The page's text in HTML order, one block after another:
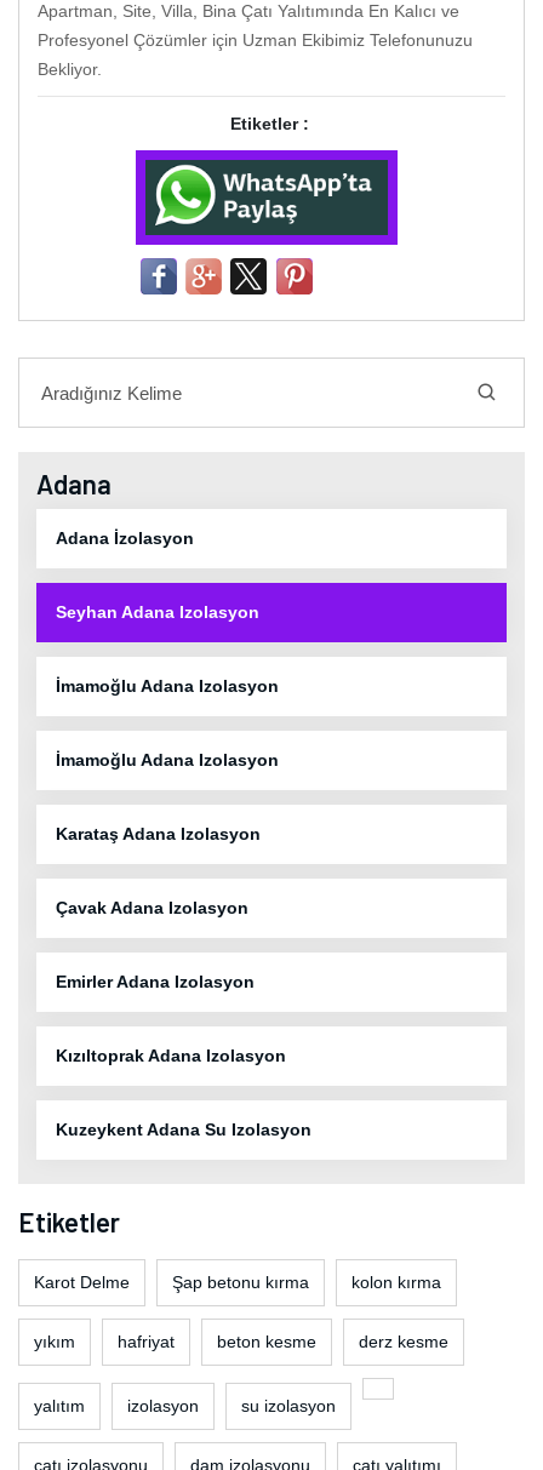
Apartman, Site, Villa, Bina Çatı Yalıtımında En Kalıcı ve
Profesyonel Çözümler için Uzman Ekibimiz Telefonunuzu
Bekliyor.
Etiketler :
Adana
Adana İzolasyon
Seyhan Adana Izolasyon
İmamoğlu Adana Izolasyon
İmamoğlu Adana Izolasyon
Karataş Adana Izolasyon
Çavak Adana Izolasyon
Emirler Adana Izolasyon
Kızıltoprak Adana Izolasyon
Kuzeykent Adana Su Izolasyon
Etiketler
Karot Delme Şap betonu kırma kolon kırma
yıkım hafriyat beton kesme derz kesme
yalıtım izolasyon su izolasyon
çatı izolasyonu dam izolasyonu çatı yalıtımı